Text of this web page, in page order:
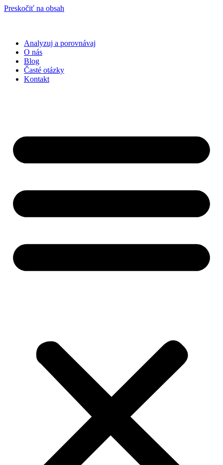
Preskočiť na obsah
Analyzuj a porovnávaj
O nás
Blog
Časté otázky
Kontakt